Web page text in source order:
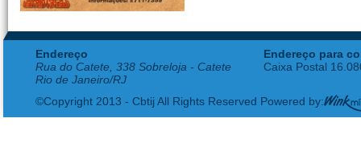
Endereço
Rua do Catete, 338 Sobreloja - Catete
Rio de Janeiro/RJ
Endereço para
Caixa Postal
©Copyright 2013 - Cbtij All Rights Reserved Powered by: